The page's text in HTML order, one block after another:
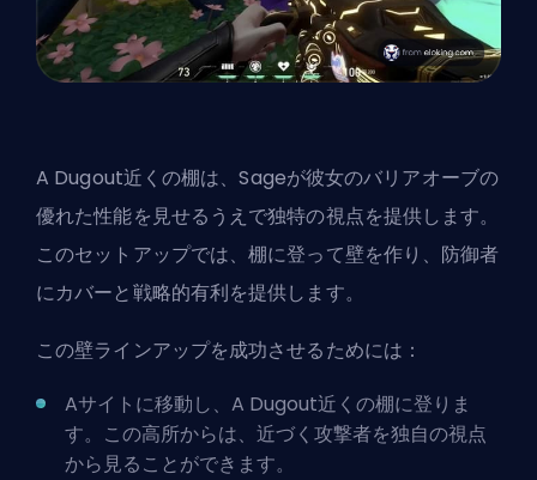
A Dugout近くの棚は、Sageが彼女のバリアオーブの
優れた性能を見せるうえで独特の視点を提供します。
このセットアップでは、棚に登って壁を作り、防御者
にカバーと戦略的有利を提供します。
この壁ラインアップを成功させるためには：
Aサイトに移動し、A Dugout近くの棚に登りま
す。この高所からは、近づく攻撃者を独自の視点
から見ることができます。